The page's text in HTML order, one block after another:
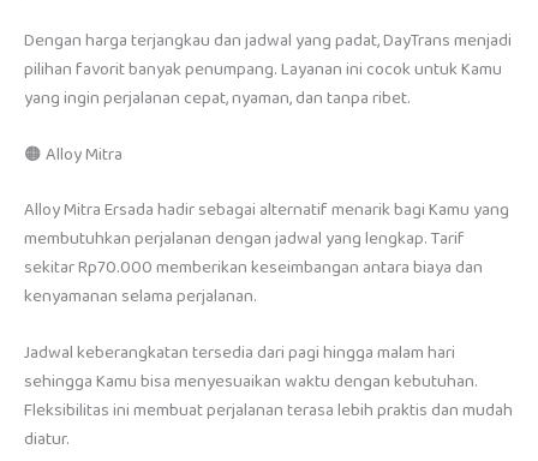
Dengan harga terjangkau dan jadwal yang padat, DayTrans menjadi
pilihan favorit banyak penumpang. Layanan ini cocok untuk Kamu
yang ingin perjalanan cepat, nyaman, dan tanpa ribet.
🟠 Alloy Mitra
Alloy Mitra Ersada hadir sebagai alternatif menarik bagi Kamu yang
membutuhkan perjalanan dengan jadwal yang lengkap. Tarif
sekitar Rp70.000 memberikan keseimbangan antara biaya dan
kenyamanan selama perjalanan.
Jadwal keberangkatan tersedia dari pagi hingga malam hari
sehingga Kamu bisa menyesuaikan waktu dengan kebutuhan.
Fleksibilitas ini membuat perjalanan terasa lebih praktis dan mudah
diatur.